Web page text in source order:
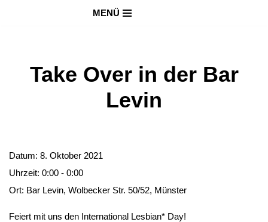
MENÜ
Take Over in der Bar
Levin
Datum: 8. Oktober 2021
Uhrzeit: 0:00 - 0:00
Ort: Bar Levin, Wolbecker Str. 50/52, Münster
Feiert mit uns den International Lesbian* Day!